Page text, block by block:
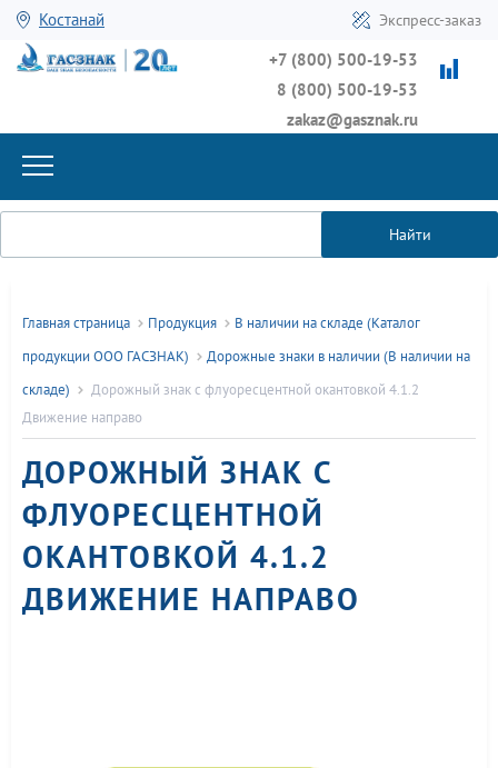
Костанай Экспресс-заказ
+7 (800) 500-19-53
8 (800) 500-19-53
zakaz@gasznak.ru
Найти
Главная страница Продукция
В наличии на складе (Каталог
продукции ООО ГАСЗНАК)
Дорожные знаки в наличии (В наличии на
складе)
Дорожный знак с флуоресцентной окантовкой 4.1.2
Движение направо
ДОРОЖНЫЙ ЗНАК С
ФЛУОРЕСЦЕНТНОЙ
ОКАНТОВКОЙ 4.1.2
ДВИЖЕНИЕ НАПРАВО